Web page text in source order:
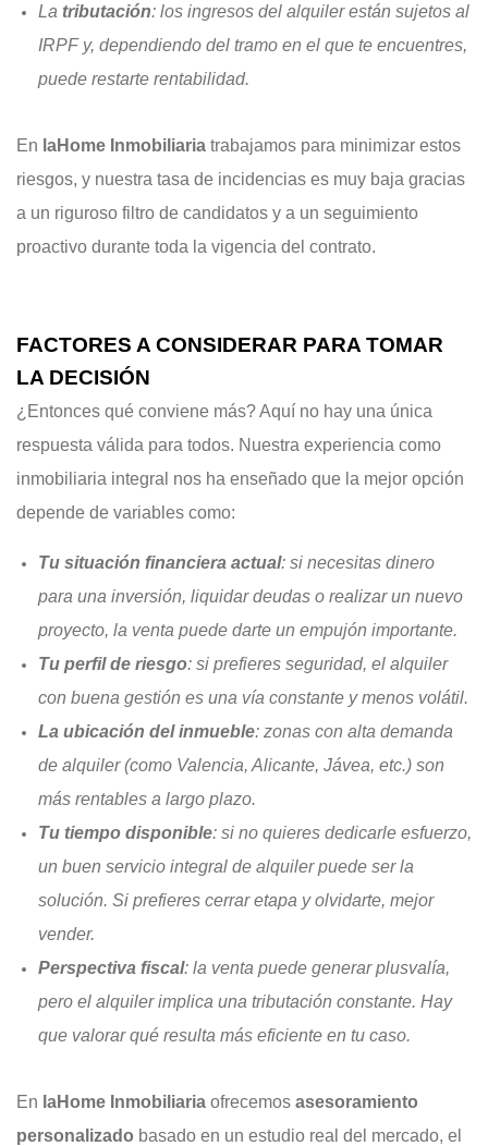
La tributación: los ingresos del alquiler están sujetos al
IRPF y, dependiendo del tramo en el que te encuentres,
puede restarte rentabilidad.
En laHome Inmobiliaria trabajamos para minimizar estos
riesgos, y nuestra tasa de incidencias es muy baja gracias
a un riguroso filtro de candidatos y a un seguimiento
proactivo durante toda la vigencia del contrato.
FACTORES A CONSIDERAR PARA TOMAR
LA DECISIÓN
¿Entonces qué conviene más? Aquí no hay una única
respuesta válida para todos. Nuestra experiencia como
inmobiliaria integral nos ha enseñado que la mejor opción
depende de variables como:
Tu situación financiera actual: si necesitas dinero
para una inversión, liquidar deudas o realizar un nuevo
proyecto, la venta puede darte un empujón importante.
Tu perfil de riesgo: si prefieres seguridad, el alquiler
con buena gestión es una vía constante y menos volátil.
La ubicación del inmueble: zonas con alta demanda
de alquiler (como Valencia, Alicante, Jávea, etc.) son
más rentables a largo plazo.
Tu tiempo disponible: si no quieres dedicarle esfuerzo,
un buen servicio integral de alquiler puede ser la
solución. Si prefieres cerrar etapa y olvidarte, mejor
vender.
Perspectiva fiscal: la venta puede generar plusvalía,
pero el alquiler implica una tributación constante. Hay
que valorar qué resulta más eficiente en tu caso.
En laHome Inmobiliaria ofrecemos asesoramiento
personalizado basado en un estudio real del mercado, el